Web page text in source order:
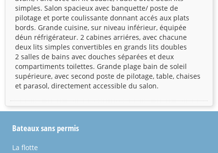
simples. Salon spacieux avec banquette/ poste de
pilotage et porte coulissante donnant accés aux plats
bords. Grande cuisine, sur niveau inférieur, équipée
déun réfrigérateur. 2 cabines arriéres, avec chacune
deux lits simples convertibles en grands lits doubles
2 salles de bains avec douches séparées et deux
compartiments toilettes. Grande plage bain de soleil
supérieure, avec second poste de pilotage, table, chaises
et parasol, directement accessible du salon.
Bateaux sans permis
La flotte